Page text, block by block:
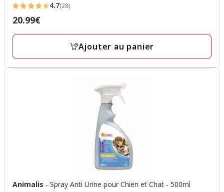
4.7
étoiles
avec
avis
4.7(28)
Prix
20.99€
Ajouter au panier
Animalis - Spray Anti Urine pour Chien et Chat - 500ml